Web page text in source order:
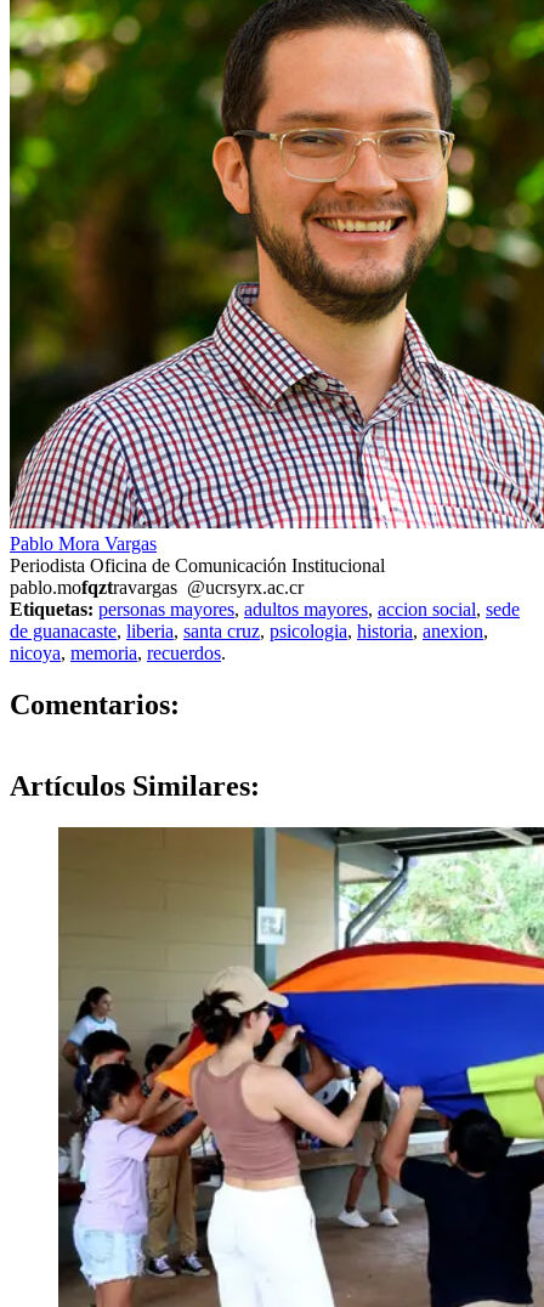
Pablo Mora Vargas
Periodista Oficina de Comunicación Institucional
pablo.mofqztravargas @ucrsyrx.ac.cr
Etiquetas: personas mayores, adultos mayores, accion social, sede
de guanacaste, liberia, santa cruz, psicologia, historia, anexion,
nicoya, memoria, recuerdos.
Comentarios:
Artículos Similares: